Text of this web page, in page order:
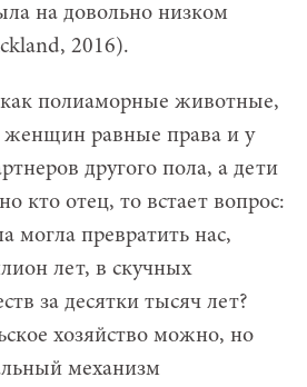
на довольно низком
2016).
полиаморные животные,
равные права и у
другого пола, а дети
кто отец, то встает вопрос:
могла превратить нас,
лет, в скучных
за десятки тысяч лет?
хозяйство можно, но
механизм